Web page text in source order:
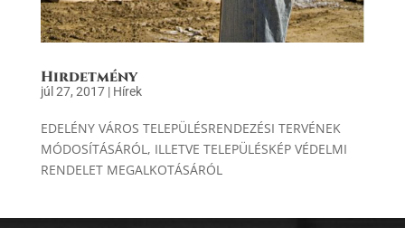
Hirdetmény
júl 27, 2017| Hírek
EDELÉNY VÁROS TELEPÜLÉSRENDEZÉSI TERVÉNEK
MÓDOSÍTÁSÁRÓL, ILLETVE TELEPÜLÉSKÉP VÉDELMI
RENDELET MEGALKOTÁSÁRÓL